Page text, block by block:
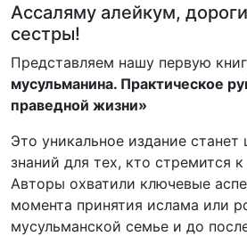
Ассаляму алейкум,
сестры!
Представляем нашу первую
мусульманина. Практическое
праведной жизни»
Это уникальное издание
знаний для тех, кто стремится
Авторы охватили ключевые
момента принятия ислама или
мусульманской семье и до